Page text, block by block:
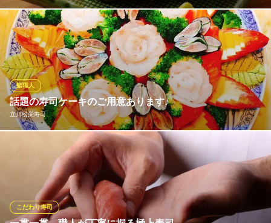
｢すしわさび｣には多くの寿司職人が在籍｡そんな職人が握る寿司×
独自のルートで仕入れる鮮度抜群の魚介たちをぜひご賞味くださ
い！贅沢『少し長めのサーモンユッケすし』や名物『バラちら
し』は必食♪
立川泉町すしわさび
寿司と酒のお食事処
多摩モノレール泉体育館駅 徒歩10分
東京都立川市泉町935-27
話題の寿司ケーキのご用意あります♪
立川松栄寿司
鮨職人
今メディアでよく取り上げられている「寿司ケーキ」。誕生日や
お祝い事の際のご注文にお薦め◎こちら要予約になっておりま
立川松栄寿司
江戸前創作寿司
こだわり寿司